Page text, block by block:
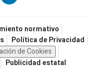
normativo
Política de Privacidad
de Cookies
Publicidad estatal